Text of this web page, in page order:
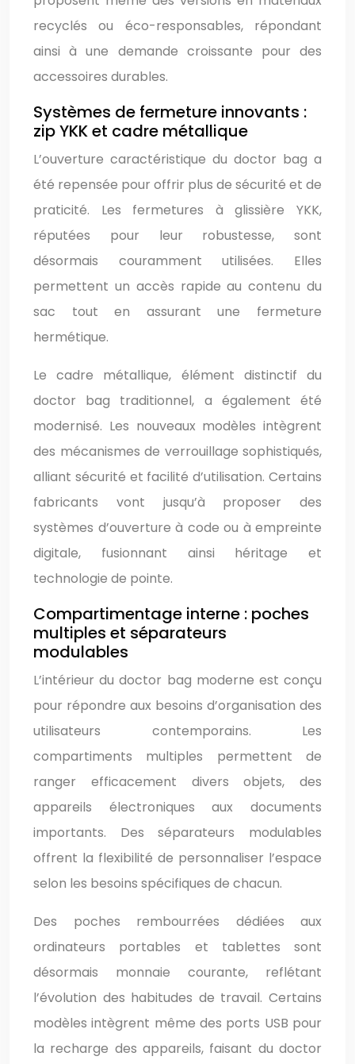
recyclés ou éco-responsables, répondant
ainsi à une demande croissante pour des
accessoires durables.
Systèmes de fermeture innovants :
zip YKK et cadre métallique
L’ouverture caractéristique du doctor bag a
été repensée pour offrir plus de sécurité et de
praticité. Les fermetures à glissière YKK,
réputées pour leur robustesse, sont
désormais couramment utilisées. Elles
permettent un accès rapide au contenu du
sac tout en assurant une fermeture
hermétique.
Le cadre métallique, élément distinctif du
doctor bag traditionnel, a également été
modernisé. Les nouveaux modèles intègrent
des mécanismes de verrouillage sophistiqués,
alliant sécurité et facilité d’utilisation. Certains
fabricants vont jusqu’à proposer des
systèmes d’ouverture à code ou à empreinte
digitale, fusionnant ainsi héritage et
technologie de pointe.
Compartimentage interne : poches
multiples et séparateurs
modulables
L’intérieur du doctor bag moderne est conçu
pour répondre aux besoins d’organisation des
utilisateurs contemporains. Les
compartiments multiples permettent de
ranger efficacement divers objets, des
appareils électroniques aux documents
importants. Des séparateurs modulables
offrent la flexibilité de personnaliser l’espace
selon les besoins spécifiques de chacun.
Des poches rembourrées dédiées aux
ordinateurs portables et tablettes sont
désormais monnaie courante, reflétant
l’évolution des habitudes de travail. Certains
modèles intègrent même des ports USB pour
la recharge des appareils, faisant du doctor